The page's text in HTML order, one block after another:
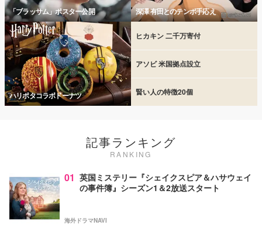
「ブラッサム」ポスター公開 深澤 有田とのテンポ手応え
ハリポタコラボドーナツ
ヒカキン 二千万寄付
アソビ 米国拠点設立
賢い人の特徴20個
記事ランキング
RANKING
01 英国ミステリー『シェイクスピア＆ハサウェイ
の事件簿』シーズン1＆2放送スタート
海外ドラマNAVI